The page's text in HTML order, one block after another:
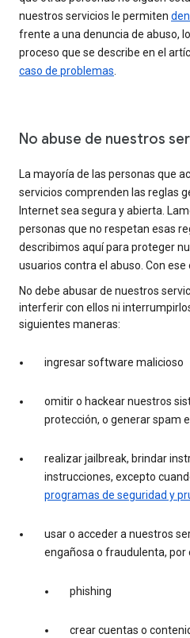
nuestros servicios le permiten
frente a una denuncia de abuso,
proceso que se describe en el
caso de problemas.
No abuse de nuestros
La mayoría de las personas que
servicios comprenden las reglas
Internet sea segura y abierta.
personas que no respetan esas
describimos aquí para proteger
usuarios contra el abuso. Con ese
No debe abusar de nuestros
interferir con ellos ni
siguientes maneras:
ingresar software malicioso
omitir o hackear nuestros
protección, o generar spam
realizar jailbreak, brindar
instrucciones, excepto
programas de seguridad y
usar o acceder a nuestros
engañosa o fraudulenta, por
phishing
crear cuentas o